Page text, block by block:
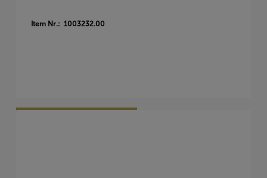
Item Nr.: 1003232.00